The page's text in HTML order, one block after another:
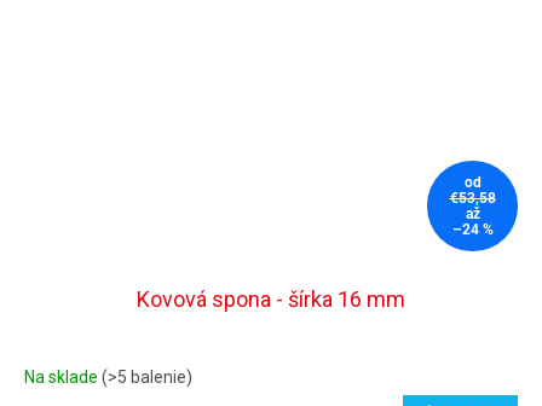
od
€53,58
až
–24 %
Kovová spona - šírka 16 mm
Na sklade (>5 balenie)